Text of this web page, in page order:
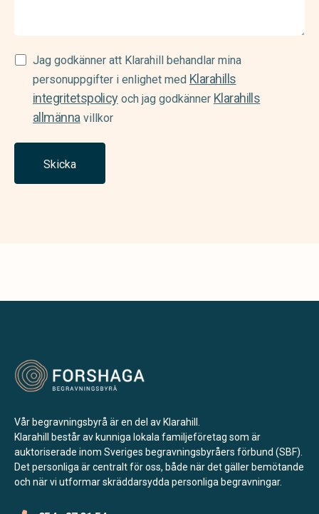
Samtycke
(Required)
Jag godkänner att Klarahill behandlar mina
personuppgifter i enlighet med Klarahills
integritetspolicyoch jag godkänner Klarahills
allmännavillkor
Skicka
Vår begravningsbyrå är en del av Klarahill.
Klarahill består av kunniga lokala familjeföretag som är
auktoriserade inom Sveriges begravningsbyråers förbund (SBF).
Det personliga är centralt för oss, både när det gäller bemötande
och när vi utformar skräddarsydda personliga begravningar.